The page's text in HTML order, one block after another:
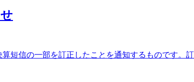
短信の一部を訂正したことを通知するものです。